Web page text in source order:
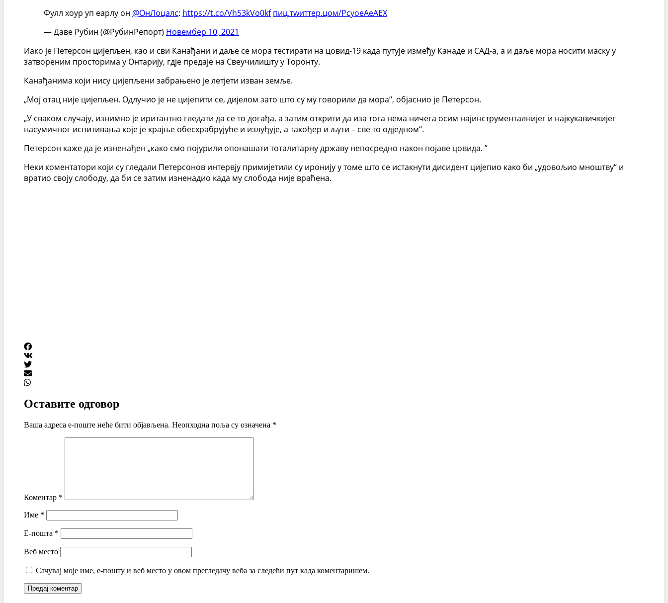
Фулл хоур уп еарлy он @ОнЛоцалс: https://t.co/Vh53kVo0kf пиц.тwиттер.цом/РсуоеАеАЕХ
— Даве Рубин (@РубинРепорт) Новембер 10, 2021
Иако је Петерсон цијепљен, као и сви Канађани и даље се мора тестирати на цовид-19 када путује између Канаде и САД-а, а и даље мора носити маску у
затвореним просторима у Онтарију, гдје предаје на Свеучилишту у Торонту.
Канађанима који нису цијепљени забрањено је летјети изван земље.
„Мој отац није цијепљен. Одлучио је не цијепити се, дијелом зато што су му говорили да мора“, објаснио је Петерсон.
„У сваком случају, изнимно је иритантно гледати да се то догађа, а затим открити да иза тога нема ничега осим најинструменталнијег и најкукавичкијег
насумичног испитивања које је крајње обесхрабрујуће и излуђује, а такођер и љути – све то одједном“.
Петерсон каже да је изненађен „како смо појурили опонашати тоталитарну државу непосредно након појаве цовида. ”
Неки коментатори који су гледали Петерсонов интервју примијетили су иронију у томе што се истакнути дисидент цијепио како би „удовољио мноштву“ и
вратио своју слободу, да би се затим изненадио када му слобода није враћена.
Оставите одговор
Ваша адреса е-поште неће бити објављена. Неопходна поља су означена *
Коментар *
Име *
Е-пошта *
Веб место
Сачувај моје име, е-пошту и веб место у овом прегледачу веба за следећи пут када коментаришем.